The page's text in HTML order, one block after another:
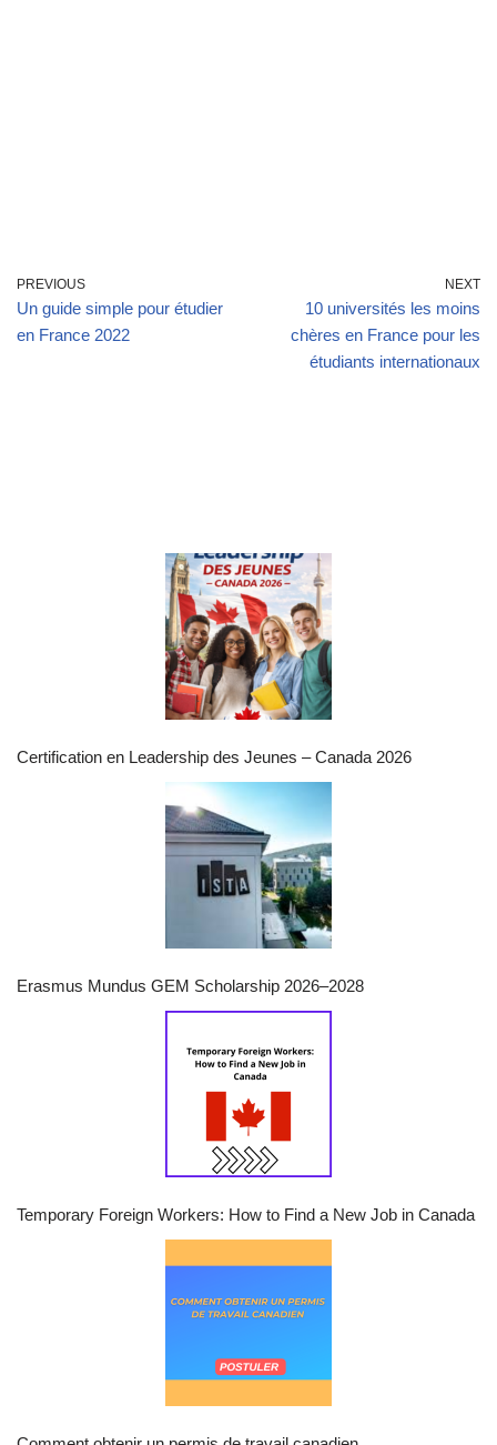
PREVIOUS
Un guide simple pour étudier
en France 2022
NEXT
10 universités les moins
chères en France pour les
étudiants internationaux
Certification en Leadership des Jeunes – Canada 2026
Erasmus Mundus GEM Scholarship 2026–2028
Temporary Foreign Workers: How to Find a New Job in Canada